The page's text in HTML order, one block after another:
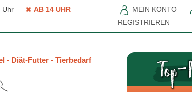
Uhr
AB 14 UHR
MEIN KONTO
REGISTRIEREN
- Diät-Futter - Tierbedarf